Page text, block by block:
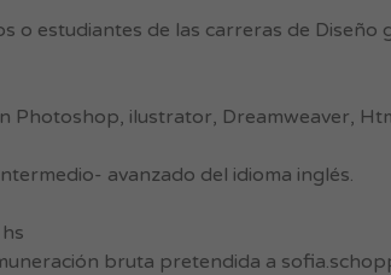
o estudiantes de las carreras de Diseño
Photoshop, ilustrator, Dreamweaver,
avanzado del idioma inglés.
bruta pretendida a